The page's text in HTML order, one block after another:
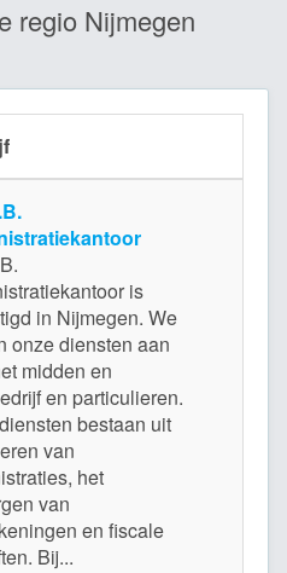
regio Nijmegen
is
in Nijmegen. We
onze diensten aan
midden en
en particulieren.
bestaan uit
van
het
van
en fiscale
Bij...